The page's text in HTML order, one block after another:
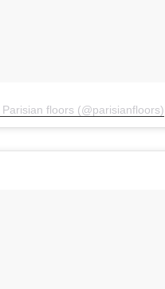
floors (@parisianfloors)